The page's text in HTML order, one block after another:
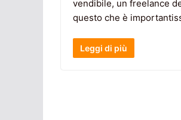
vendibile, un freelance
questo che è
Leggi di più